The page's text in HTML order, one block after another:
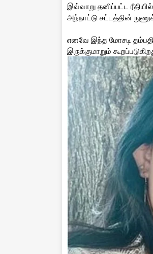
இவ்வாறு தனிப்பட்ட
அந்நாட்டு சட்டத்தின்
எனவே இந்த மோசடி தம்பதி
இருக்குமாறும்